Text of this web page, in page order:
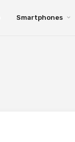
Smartphones